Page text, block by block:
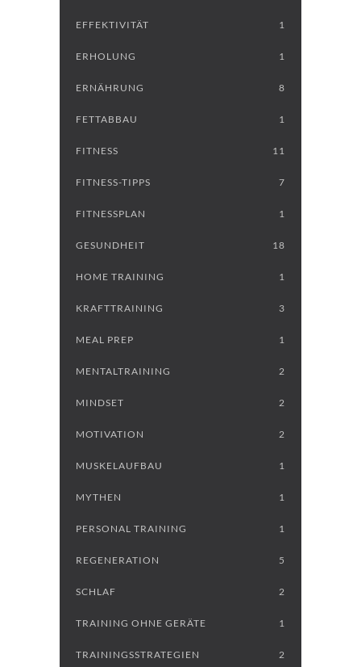
EFFEKTIVITÄT 1
ERHOLUNG 1
ERNÄHRUNG 8
FETTABBAU 1
FITNESS 11
FITNESS-TIPPS 7
FITNESSPLAN 1
GESUNDHEIT 18
HOME TRAINING 1
KRAFTTRAINING 3
MEAL PREP 1
MENTALTRAINING 2
MINDSET 2
MOTIVATION 2
MUSKELAUFBAU 1
MYTHEN 1
PERSONAL TRAINING 1
REGENERATION 5
SCHLAF 2
TRAINING OHNE GERÄTE 1
TRAININGSSTRATEGIEN 2